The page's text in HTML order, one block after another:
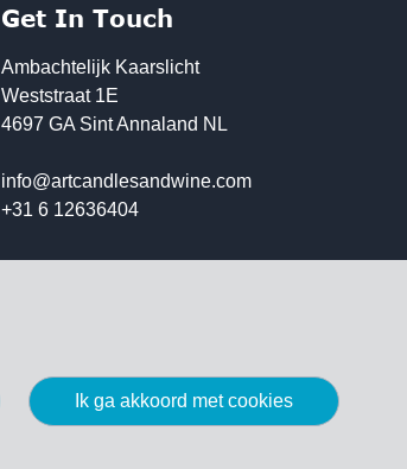
Get In Touch
Ambachtelijk Kaarslicht
Weststraat 1E
4697 GA Sint Annaland NL
info@artcandlesandwine.com
+31 6 12636404
ik ga akkoord met cookies